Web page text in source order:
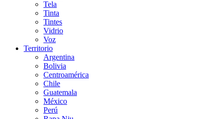
Tela
Tinta
Tintes
Vidrio
Voz
Territorio
Argentina
Bolivia
Centroamérica
Chile
Guatemala
México
Perú